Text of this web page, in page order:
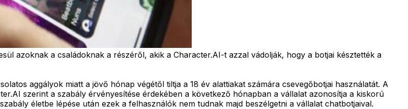
azoknak a családoknak a részéről, akik a Character.AI-t azzal vádolják, hogy a botjai késztették a
aggályok miatt a jövő hónap végétől tiltja a 18 év alattiakat számára csevegőbotjai használatát. A
szerint a szabály érvényesítése érdekében a következő hónapban a vállalat azonosítja a kiskorú
életbe lépése után ezek a felhasználók nem tudnak majd beszélgetni a vállalat chatbotjaival.